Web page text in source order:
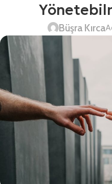
Büşra Kırca